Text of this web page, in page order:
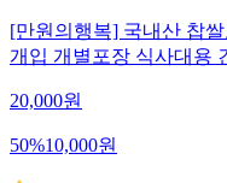
[만원의행복] 국내산 찹
개입 개별포장 식사대용
20,000원
50%10,000원